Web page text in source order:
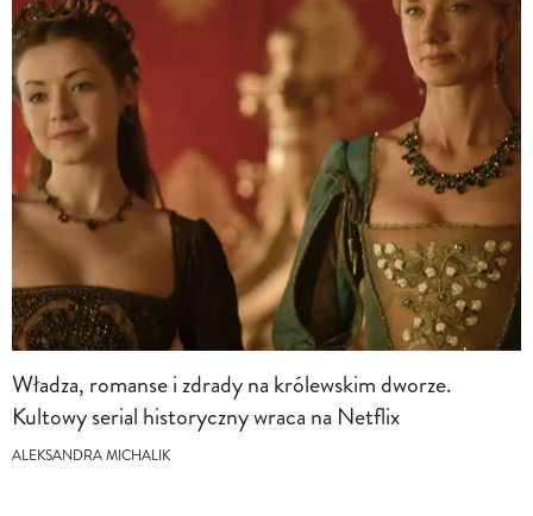
Władza, romanse i zdrady na królewskim dworze.
Kultowy serial historyczny wraca na Netflix
ALEKSANDRA MICHALIK